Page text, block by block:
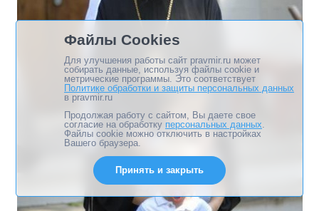
Файлы Cookies
Для улучшения работы сайт pravmir.ru может
собирать данные, используя файлы cookie и
метрические программы. Это соответствует
Политике обработки и защиты персональных данных
в pravmir.ru
Продолжая работу с сайтом, Вы даете свое
согласие на обработку персональных данных.
Файлы cookie можно отключить в настройках
Вашего браузера.
Принять и закрыть